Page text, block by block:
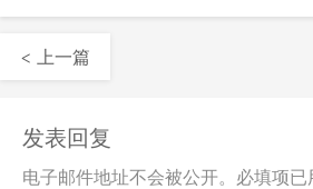
< 上一篇
发表回复
电子邮件地址不会被公开。必填项